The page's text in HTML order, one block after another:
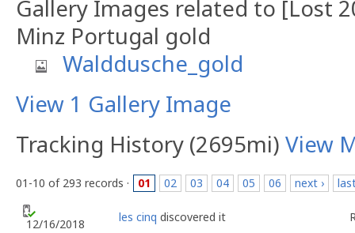
Gallery Images related to [Lost
Minz Portugal gold
Walddusche_gold
View 1 Gallery Image
Tracking History (2695mi) View
01-10 of 293 records · 01 02 03 04 05 06 next ›
12/16/2018 les cinq discovered it